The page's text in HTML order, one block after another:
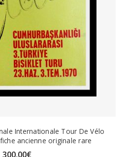
Internationale Tour De Vélo
ancienne originale rare
300,00€